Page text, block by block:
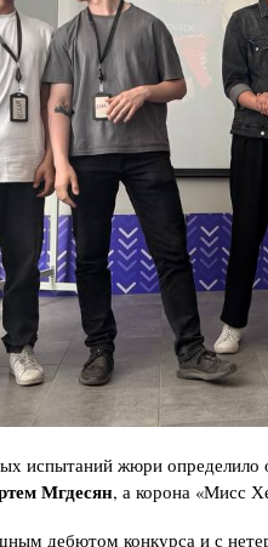
испытаний жюри определило
Мгдесян, а корона «Мисс
дебютом конкурса и с